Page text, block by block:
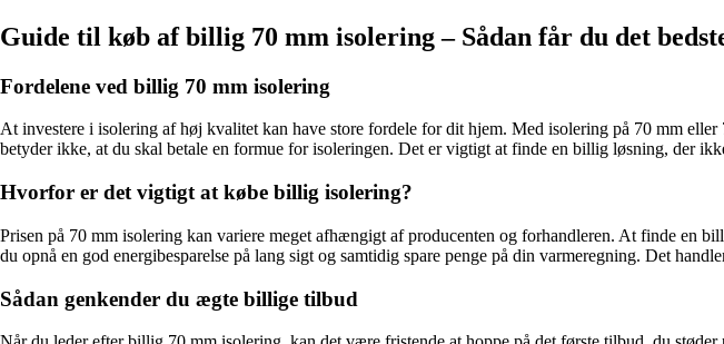
Guide til køb af billig 70 mm isolering – Sådan får du det
Fordelene ved billig 70 mm isolering
At investere i isolering af høj kvalitet kan have store fordele for dit hjem. Med isolering på 70 mm
betyder ikke, at du skal betale en formue for isoleringen. Det er vigtigt at finde en billig løsning, der
Hvorfor er det vigtigt at købe billig isolering?
Prisen på 70 mm isolering kan variere meget afhængigt af producenten og forhandleren. At finde en
du opnå en god energibesparelse på lang sigt og samtidig spare penge på din varmeregning. Det
Sådan genkender du ægte billige tilbud